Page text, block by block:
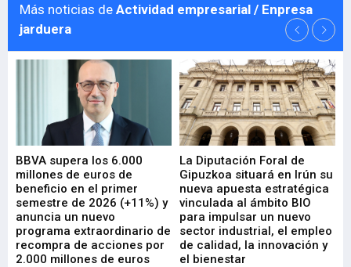
Más noticias de Actividad empresarial / Enpresa
jarduera
BBVA supera los 6.000
millones de euros de
beneficio en el primer
semestre de 2026 (+11%) y
anuncia un nuevo
programa extraordinario de
recompra de acciones por
2.000 millones de euros
La Diputación Foral de
Gipuzkoa situará en Irún su
nueva apuesta estratégica
vinculada al ámbito BIO
para impulsar un nuevo
sector industrial, el empleo
de calidad, la innovación y
el bienestar